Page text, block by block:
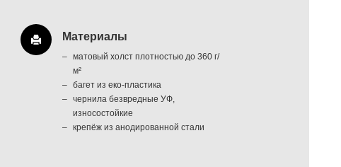
Материалы
матовый холст плотностью до 360 г/
м²
багет из еко-пластика
чернила безвредные УФ,
износостойкие
крепёж из анодированной стали